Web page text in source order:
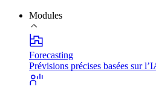
Modules
Forecasting
Prévisions précises basées sur